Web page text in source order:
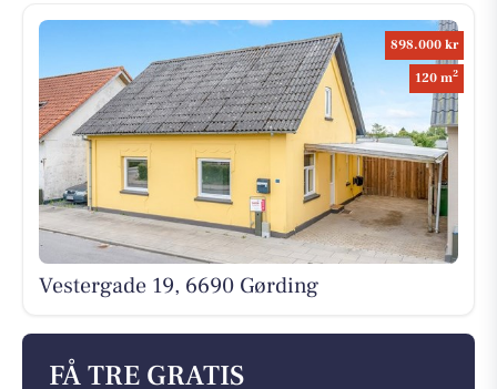
898.000 kr
120 m2
Vestergade 19, 6690 Gørding
FÅ TRE GRATIS